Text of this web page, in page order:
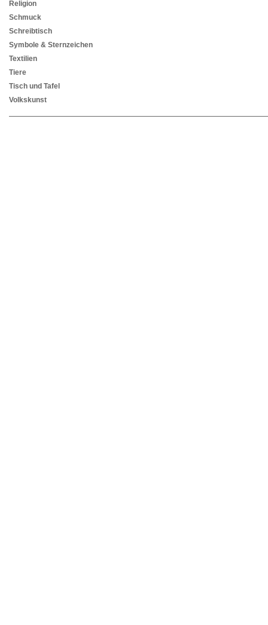
Religion
Schmuck
Schreibtisch
Symbole & Sternzeichen
Textilien
Tiere
Tisch und Tafel
Volkskunst